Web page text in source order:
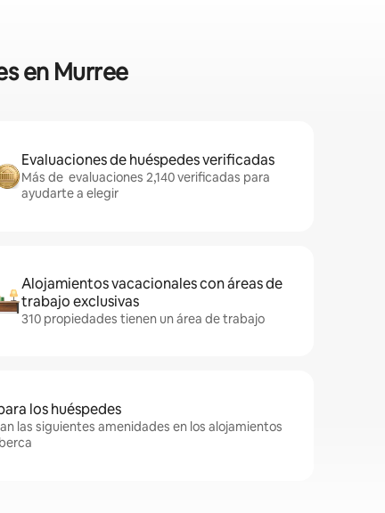
en Murree
Evaluaciones de huéspedes verificadas
Más de evaluaciones 2,140 verificadas para
ayudarte a elegir
Alojamientos vacacionales con áreas de
trabajo exclusivas
310 propiedades tienen un área de trabajo
los huéspedes
las siguientes amenidades en los alojamientos